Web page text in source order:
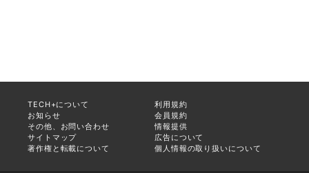
TECH+について
利用規約
お知らせ
会員規約
その他、お問い合わせ
情報提供
サイトマップ
広告について
著作権と転載について
個人情報の取り扱いについて